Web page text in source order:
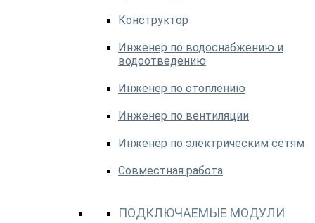
Конструктор
Инженер по водоснабжению и
водоотведению
Инженер по отоплению
Инженер по вентиляции
Инженер по электрическим сетям
Совместная работа
ПОДКЛЮЧАЕМЫЕ МОДУЛИ